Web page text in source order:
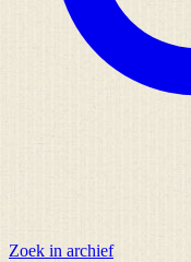
Zoek in archief